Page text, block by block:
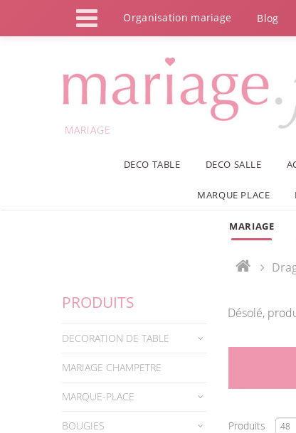
Organisation mariage Blog
MARIAGE
DECO TABLE DECO SALLE
MARQUE PLACE
MARIAGE
PRODUITS
DECORATION DE TABLE
MARIAGE CHAMPETRE
MARQUE-PLACE
BOUGIES
Désolé,
Produits
Panneau de gestion des cookies